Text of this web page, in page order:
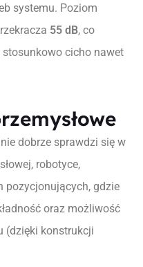
systemu. Poziom
55 dB, co
stosunkowo cicho nawet
dobrze sprawdzi się w
robotyce,
pozycjonujących, gdzie
oraz możliwość
(dzięki konstrukcji